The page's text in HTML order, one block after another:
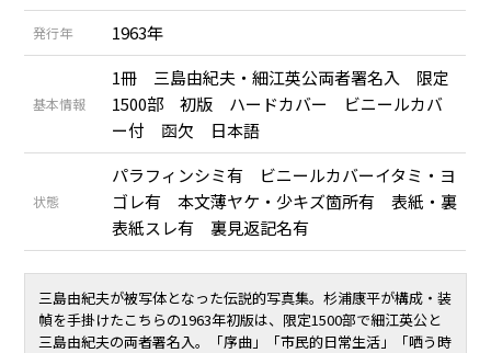
発行年 1963年
基本情報
1冊 三島由紀夫・細江英公両者署名入 限定
1500部 初版 ハードカバー ビニールカバ
ー付 函欠 日本語
状態
パラフィンシミ有 ビニールカバーイタミ・ヨ
ゴレ有 本文薄ヤケ・少キズ箇所有 表紙・裏
表紙スレ有 裏見返記名有
三島由紀夫が被写体となった伝説的写真集。杉浦康平が構成・装
幀を手掛けたこちらの1963年初版は、限定1500部で細江英公と
三島由紀夫の両者署名入。「序曲」「市民的日常生活」「哂う時